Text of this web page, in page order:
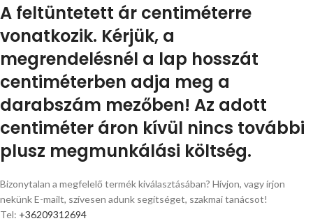
A feltüntetett ár centiméterre
vonatkozik. Kérjük, a
megrendelésnél a lap hosszát
centiméterben adja meg a
darabszám mezőben! Az adott
centiméter áron kívül nincs további
plusz megmunkálási költség.
Bizonytalan a megfelelő termék kiválasztásában? Hívjon, vagy írjon
nekünk E-mailt, szívesen adunk segítséget, szakmai tanácsot!
Tel: +36209312694